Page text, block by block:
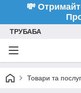
💸
ТРУБАБА
Товари та